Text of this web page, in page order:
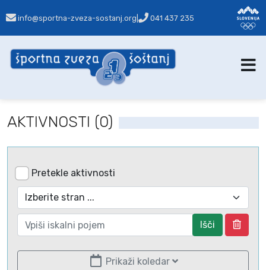
info@sportna-zveza-sostanj.org 041 437 235
AKTIVNOSTI (0)
Pretekle aktivnosti
Išči
Prikaži koledar